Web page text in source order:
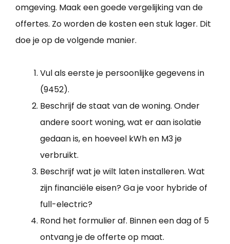
omgeving. Maak een goede vergelijking van de
offertes. Zo worden de kosten een stuk lager. Dit
doe je op de volgende manier.
Vul als eerste je persoonlijke gegevens in
(9452).
Beschrijf de staat van de woning. Onder
andere soort woning, wat er aan isolatie
gedaan is, en hoeveel kWh en M3 je
verbruikt.
Beschrijf wat je wilt laten installeren. Wat
zijn financiële eisen? Ga je voor hybride of
full-electric?
Rond het formulier af. Binnen een dag of 5
ontvang je de offerte op maat.